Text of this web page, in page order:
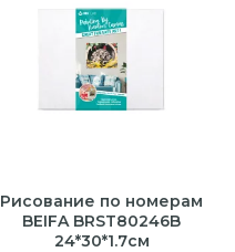
Рисование по номерам
BEIFA BRST80246B
24*30*1.7см